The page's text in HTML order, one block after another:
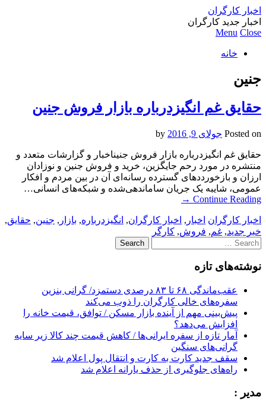
اخبار کارگران
اخبار جدید کارگران
Menu Close
خانه
جنین
حقایق غم انگیزدرباره بازار فروش جنین
Posted on جولای 9, 2016
حقایق غم انگیزدرباره بازار فروش جنیناخبار و گزارشات متعد‌‌د‌‌ و
منتشره د‌‌ر مورد‌‌ رحم جایگزین، خرید‌‌ و فروش جنین و نوزاد‌‌ان
ارزان و بازخورد‌‌د‌‌های گسترد‌‌‌ه رسانه‌ای آن د‌‌ر بین مرد‌‌م و افکار
عمومی، شایبه یک جریان ساماند‌‌هی‌شد‌‌ه و شبکه‌های انسانی…
Continue Reading
→
اخبار کارگران اخبار , اخبار کارگران, انگیزدرباره, بازار , جنین, حقایق,
خبر جدید, غم, فروش, کارگر
Search
for:
نوشته‌های تازه
عقب‌ماندگی ۶۸ تا ۸۳ درصدی دستمزد/ گرانی بنزین
سفره‌های خالی کارگران را ذوب می‌کند
پیش‌بینی مهم از آینده بازار مسکن / توافق، قیمت خانه را
افزایش می‌دهد؟
آمار تازه از سفره ایرانی‌ها / کاهش قیمت چند کالا زیر سایه
گرانی‌های سنگین
سقف جدید کارت به کارت و انتقال پول اعلام شد
راه‌های جلوگیری از حذف یارانه اعلام شد
مدیر :